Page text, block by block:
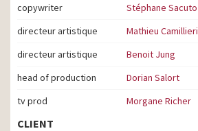
copywriter
Stéphane Sacuto
directeur artistique
Mathieu Camillieri
directeur artistique
Benoit Jung
head of production
Dorian Salort
tv prod
Morgane Richer
CLIENT